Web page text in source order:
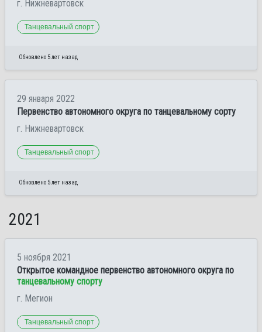
г. Нижневартовск
Танцевальный спорт
Обновлено 5 лет назад
29 января 2022
Первенство автономного округа по танцевальному сорту
г. Нижневартовск
Танцевальный спорт
Обновлено 5 лет назад
2021
5 ноября 2021
Открытое командное первенство автономного округа по
танцевальному спорту
г. Мегион
Танцевальный спорт